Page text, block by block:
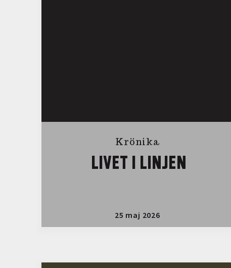
Krönika
LIVET I LINJEN
25 maj 2026